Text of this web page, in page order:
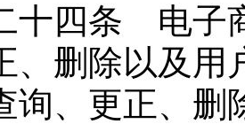
四条 电子商
、删除以及用
询、更正、